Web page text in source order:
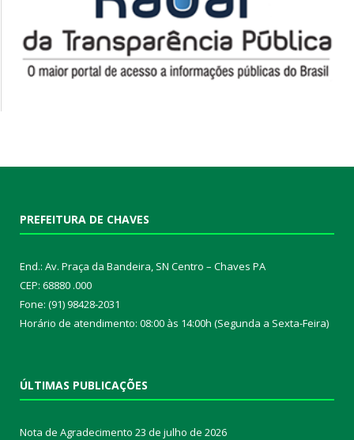
PREFEITURA DE CHAVES
End.: Av. Praça da Bandeira, SN Centro – Chaves PA
CEP: 68880 .000
Fone: (91) 98428-2031
Horário de atendimento: 08:00 às 14:00h (Segunda a Sexta-Feira)
ÚLTIMAS PUBLICAÇÕES
Nota de Agradecimento 23 de julho de 2026